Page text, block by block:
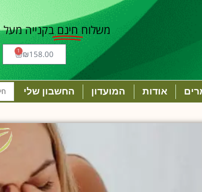
משלוח חינם בקנייה מעל 400 ש"ח
₪158.00
1
אודות המועדון החשבון שלי